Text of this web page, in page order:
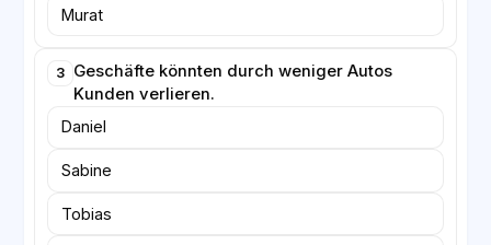
Murat
3 Geschäfte könnten durch weniger Autos
Kunden verlieren.
Daniel
Sabine
Tobias